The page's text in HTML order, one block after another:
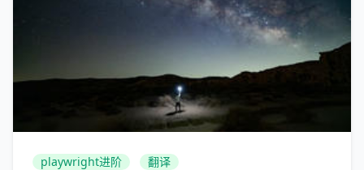
playwright进阶 翻译